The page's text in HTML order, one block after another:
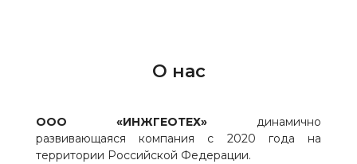
О нас
ООО «ИНЖГЕОТЕХ» динамично
развивающаяся компания с 2020 года на
территории Российской Федерации.